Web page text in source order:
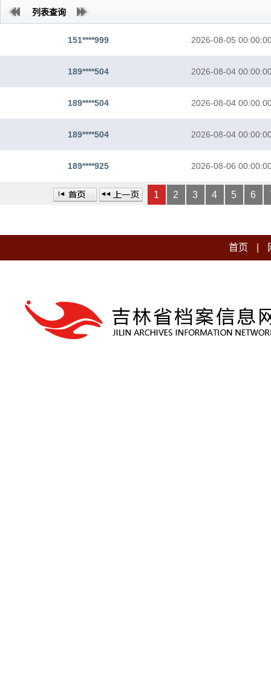
列表查询
151****999 2026-08-05
189****504 2026-08-04
189****504 2026-08-04
189****504 2026-08-04
189****925 2026-08-06
1 2 3 4 5 6
首页